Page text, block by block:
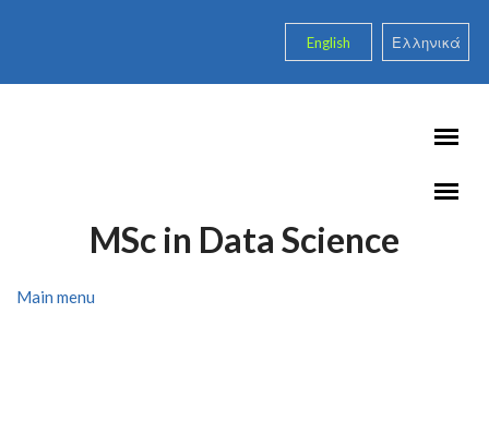
English Ελληνικά
MSc in Data Science
Main menu